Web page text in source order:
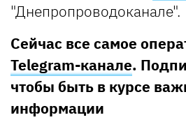
"Днепропроводоканале".
Сейчас все самое
Telegram-канале.
чтобы быть в курсе
информации